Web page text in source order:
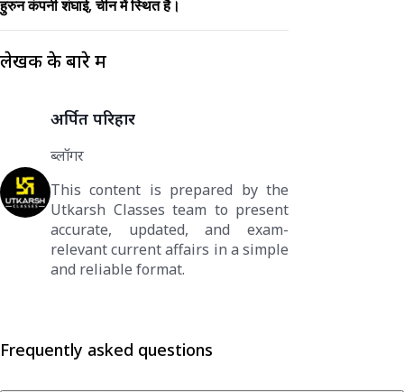
हुरुन कंपनी शंघाई, चीन में स्थित है।
लेखक के बारे में
अर्पित परिहार
ब्लॉगर
This content is prepared by the
Utkarsh Classes team to present
accurate, updated, and exam-
relevant current affairs in a simple
and reliable format.
Frequently asked questions